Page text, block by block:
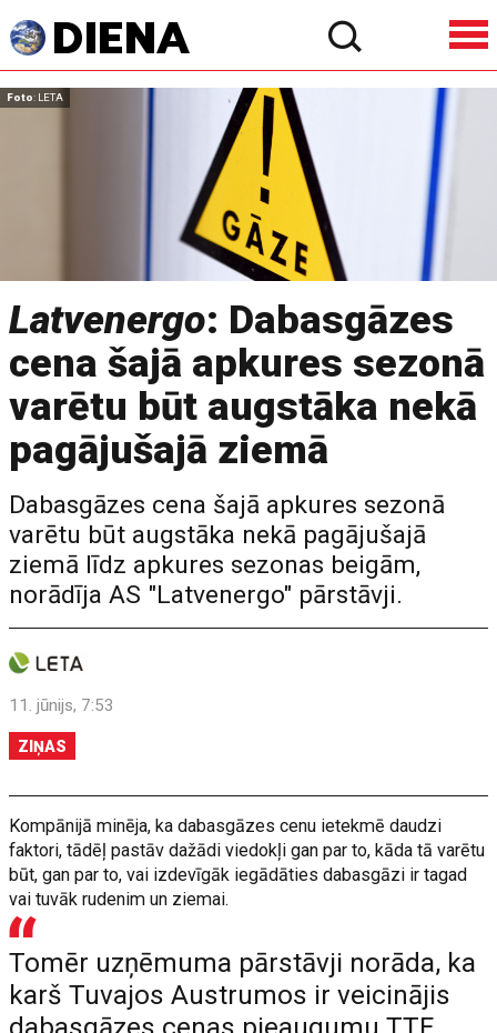
Foto: LETA
Latvenergo: Dabasgāzes
cena šajā apkures sezonā
varētu būt augstāka nekā
pagājušajā ziemā
Dabasgāzes cena šajā apkures sezonā
varētu būt augstāka nekā pagājušajā
ziemā līdz apkures sezonas beigām,
norādīja AS "Latvenergo" pārstāvji.
11. jūnijs, 7:53
ZIŅAS
Kompānijā minēja, ka dabasgāzes cenu ietekmē daudzi
faktori, tādēļ pastāv dažādi viedokļi gan par to, kāda tā varētu
būt, gan par to, vai izdevīgāk iegādāties dabasgāzi ir tagad
vai tuvāk rudenim un ziemai.
Tomēr uzņēmuma pārstāvji norāda, ka
karš Tuvajos Austrumos ir veicinājis